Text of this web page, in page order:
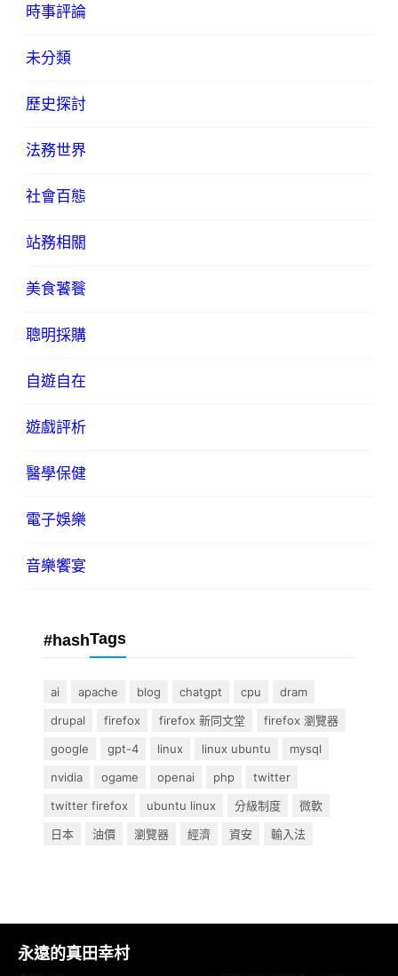
時事評論
未分類
歷史探討
法務世界
社會百態
站務相關
美食饕餮
聰明採購
自遊自在
遊戲評析
醫學保健
電子娛樂
音樂饗宴
#hashTags
ai apache blog chatgpt cpu
dram
drupal
firefox firefox 新同文堂
firefox 瀏覽器
google
gpt-4 linux linux ubuntu
mysql
nvidia
ogame openai php
twitter
twitter firefox
ubuntu linux 分級制度
微軟
日本
油價 瀏覽器 經濟 資安 輸入法
永遠的真田幸村